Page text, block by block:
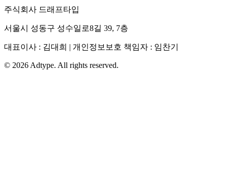
주식회사 드래프타입
서울시 성동구 성수일로8길 39, 7층
대표이사 : 김대희 | 개인정보보호 책임자 : 임찬기
© 2026 Adtype. All rights reserved.